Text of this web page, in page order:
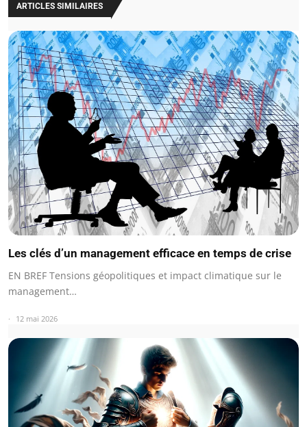
ARTICLES SIMILAIRES
Les clés d’un management efficace en temps de crise
EN BREF Tensions géopolitiques et impact climatique sur le
management…
12 mai 2026